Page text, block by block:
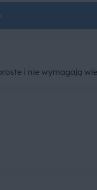
i nie wymagają